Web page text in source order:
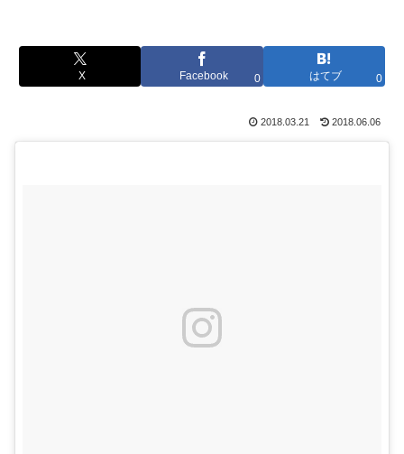
X Facebook 0 はてブ 0
2018.03.21 2018.06.06